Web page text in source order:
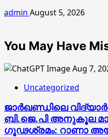
admin August 5, 2026
You May Have
Uncategorized
ജാര്‍ഖണ്ഡിലെ
ബി.ജെ.പി അനുകൂല
ഗൂഢശ്രമം: റാണാ